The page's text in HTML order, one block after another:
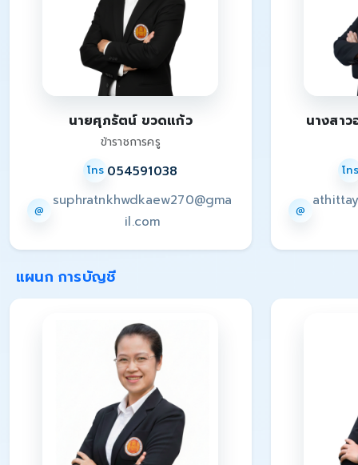
นายศุภรัตน์ ขวดแก้ว
ข้าราชการครู
โทร 054591038
@
suphratnkhwdkaew270@gma
il.com
นางสา
โทร
@
แผนก การบัญชี